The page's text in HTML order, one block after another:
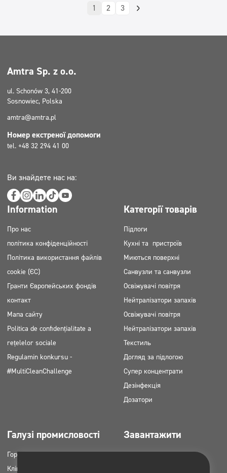
1 2 3
Amtra Sp. z o.o.
ul. Schonów 3, 41-200
Sosnowiec, Polska
amtra@amtra.pl
Номер екстреної допомоги
tel. +48 32 294 41 00
Ви знайдете нас на:
Information
Про нас
політика конфіденційності
Політика використання файлів
cookie (ЄС)
Гранти Європейських фондів
контакт
Мапа сайту
Politica de confidențialitate a
rețelelor sociale
Regulamin konkursu -
#MultiCleanChallenge
Категорії товарів
Підлоги
Кухні та пристроїв
Миються поверхні
Санвузли та санвузли
Освіжувачі повітря
Нейтралізатори запахів
Освіжувачі повітря
Нейтралізатори запахів
Текстиль
Догляд за підлогою
Супер концентрати
Дезінфекція
Дозатори
Галузі промисловості
Горець
Клінінгові компанії
Завантажити
Каталоги продукції